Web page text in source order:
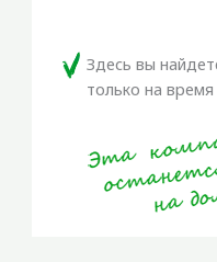
Здесь вы
только на время